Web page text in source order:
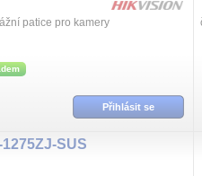
patice pro kamery
Přihlásit se
1275ZJ-SUS